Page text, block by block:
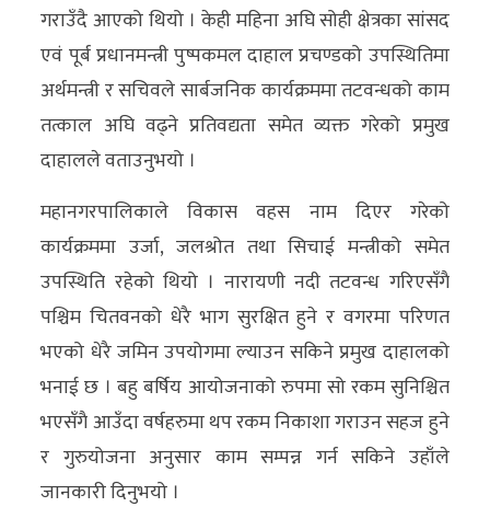
गराउँदै आएको थियो । केही महिना अघि सोही क्षेत्रका सांसद
एवं पूर्ब प्रधानमन्त्री पुष्पकमल दाहाल प्रचण्डको उपस्थितिमा
अर्थमन्त्री र सचिवले सार्बजनिक कार्यक्रममा तटवन्धको काम
तत्काल अघि वढ्ने प्रतिवद्यता समेत व्यक्त गरेको प्रमुख
दाहालले वताउनुभयो ।
महानगरपालिकाले विकास वहस नाम दिएर गरेको
कार्यक्रममा उर्जा, जलश्रोत तथा सिचाई मन्त्रीको समेत
उपस्थिति रहेको थियो । नारायणी नदी तटवन्ध गरिएसँगै
पश्चिम चितवनको धेरै भाग सुरक्षित हुने र वगरमा परिणत
भएको धेरै जमिन उपयोगमा ल्याउन सकिने प्रमुख दाहालको
भनाई छ । बहु बर्षिय आयोजनाको रुपमा सो रकम सुनिश्चित
भएसँगै आउँदा वर्षहरुमा थप रकम निकाशा गराउन सहज हुने
र गुरुयोजना अनुसार काम सम्पन्न गर्न सकिने उहाँले
जानकारी दिनुभयो ।